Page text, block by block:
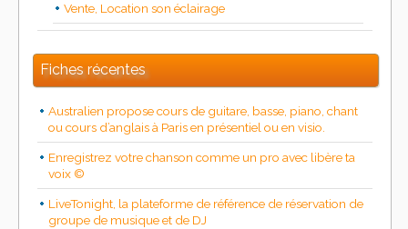
Vente, Location son éclairage
Fiches récentes
Australien propose cours de guitare, basse, piano, chant
ou cours d’anglais à Paris en présentiel ou en visio.
Enregistrez votre chanson comme un pro avec libère ta
voix ©
LiveTonight, la plateforme de référence de réservation de
groupe de musique et de DJ